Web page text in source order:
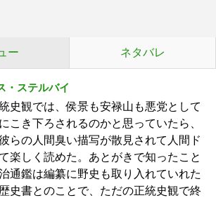
ー ネタバレ
・ステルバイ
史観では、侯景も安禄山も悪党として
こき下ろされるのかと思っていたら、
らの人間臭い描写が散見されて人間ド
楽しく読めた。あとがきで知ったこと
通鑑は編纂に野史も取り入れていれた
史書とのことで、ただの正統史観で終